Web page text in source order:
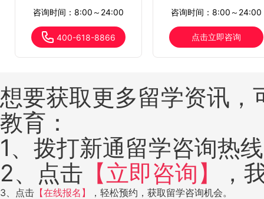
咨询时间：8:00～24:00
400-618-8866
咨询时间：8:00～24:00
点击立即咨询
想要获取更多留学资讯
教育：
1、拨打新通留学咨询热
2、点击 【立即咨询】 ，
3、点击 【在线报名】 ，轻松预约，获取留学咨询机会。